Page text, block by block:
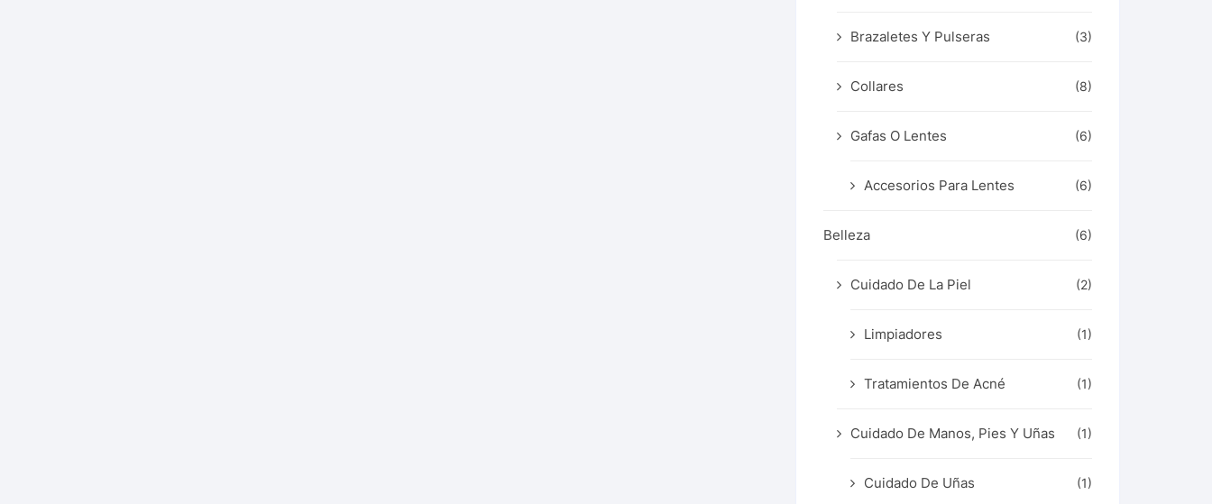
Brazaletes Y Pulseras (3)
Collares (8)
Gafas O Lentes (6)
Accesorios Para Lentes (6)
Belleza (6)
Cuidado De La Piel (2)
Limpiadores (1)
Tratamientos De Acné (1)
Cuidado De Manos, Pies Y Uñas (1)
Cuidado De Uñas (1)